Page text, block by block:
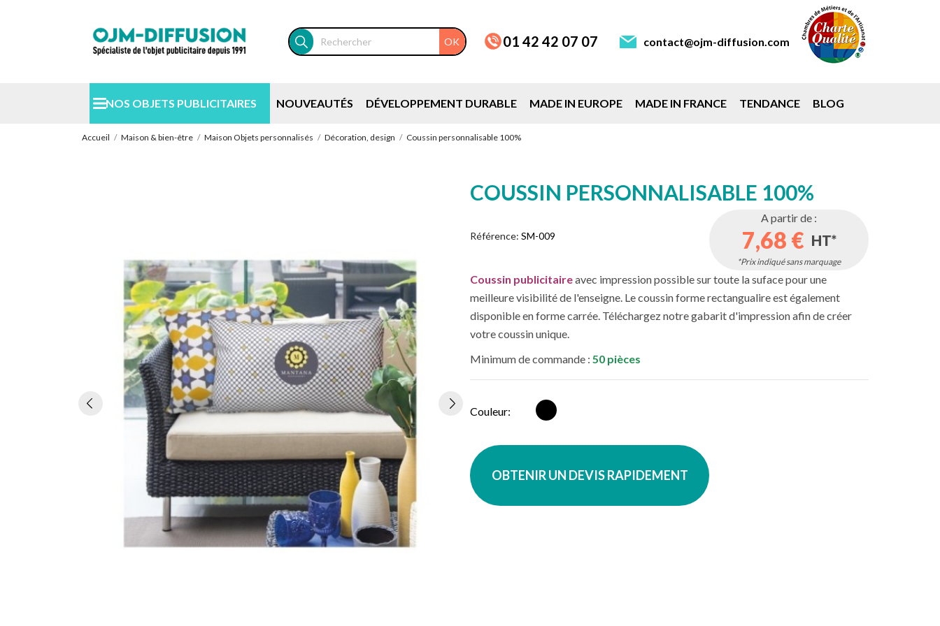
OK 01 42 42 07 07 contact@ojm-diffusion.com
NOS OBJETS PUBLICITAIRES NOUVEAUTÉS DÉVELOPPEMENT DURABLE MADE IN EUROPE MADE IN FRANCE TENDANCE BLOG
Accueil Maison & bien-être Maison Objets personnalisés Décoration, design Coussin personnalisable 100%
COUSSIN PERSONNALISABLE 100%
Référence: SM-009
A partir de :
7,68 € HT*
*Prix indiqué sans marquage
Coussin publicitaireavec impression possible sur toute la suface pour une
meilleure visibilité de l'enseigne. Le coussin forme rectangualire est également
disponible en forme carrée. Téléchargez notre gabarit d'impression afin de créer
votre coussin unique.
Minimum de commande : 50 pièces
Couleur: Multicolore
OBTENIR UN DEVIS RAPIDEMENT